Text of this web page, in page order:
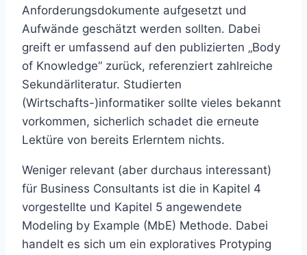
Anforderungsdokumente aufgesetzt und
Aufwände geschätzt werden sollten. Dabei
greift er umfassend auf den publizierten „Body
of Knowledge“ zurück, referenziert zahlreiche
Sekundärliteratur. Studierten
(Wirtschafts-)informatiker sollte vieles bekannt
vorkommen, sicherlich schadet die erneute
Lektüre von bereits Erlerntem nichts.
Weniger relevant (aber durchaus interessant)
für Business Consultants ist die in Kapitel 4
vorgestellte und Kapitel 5 angewendete
Modeling by Example (MbE) Methode. Dabei
handelt es sich um ein exploratives Protyping